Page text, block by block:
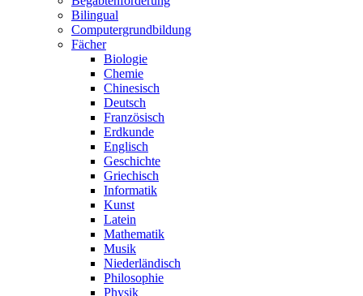
Bilingual
Computergrundbildung
Fächer
Biologie
Chemie
Chinesisch
Deutsch
Französisch
Erdkunde
Englisch
Geschichte
Griechisch
Informatik
Kunst
Latein
Mathematik
Musik
Niederländisch
Philosophie
Physik